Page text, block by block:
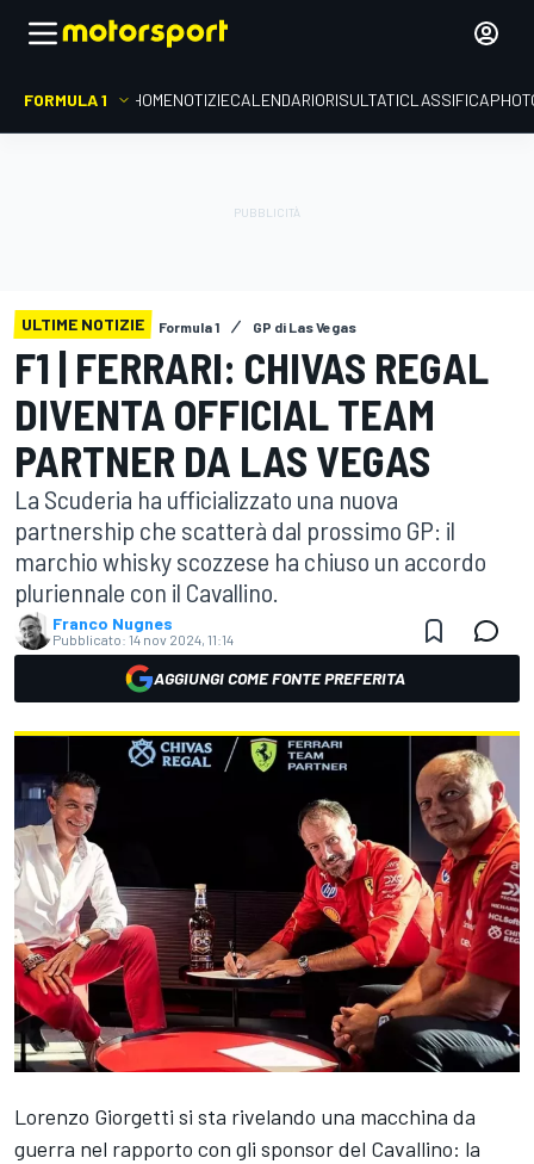
FORMULA 1 HOMENOTIZIECALENDARIORISULTATICLASSIFICA
ULTIME NOTIZIE Formula 1 GP di Las Vegas
F1 | FERRARI: CHIVAS REGAL
DIVENTA OFFICIAL TEAM
PARTNER DA LAS VEGAS
La Scuderia ha ufficializzato una nuova
partnership che scatterà dal prossimo GP: il
marchio whisky scozzese ha chiuso un accordo
pluriennale con il Cavallino.
Franco Nugnes
Pubblicato: 14 nov 2024, 11:14
AGGIUNGI COME FONTE PREFERITA
Lorenzo Giorgetti si sta rivelando una macchina da
guerra nel rapporto con gli sponsor del Cavallino: la